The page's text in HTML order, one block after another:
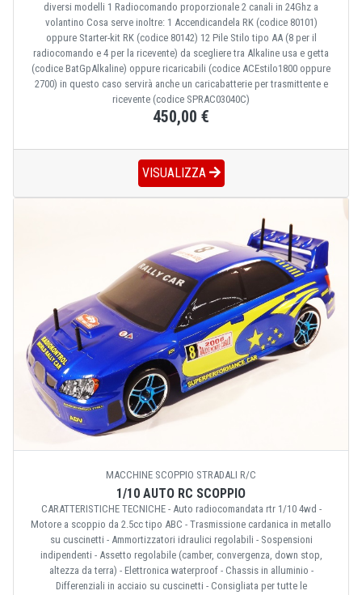
diversi modelli 1 Radiocomando proporzionale 2 canali in 24Ghz a
volantino Cosa serve inoltre: 1 Accendicandela RK (codice 80101)
oppure Starter-kit RK (codice 80142) 12 Pile Stilo tipo AA (8 per il
radiocomando e 4 per la ricevente) da scegliere tra Alkaline usa e getta
(codice BatGpAlkaline) oppure ricaricabili (codice ACEstilo1800 oppure
2700) in questo caso servirà anche un caricabatterie per trasmittente e
ricevente (codice SPRAC03040C)
450,00 €
VISUALIZZA
MACCHINE SCOPPIO STRADALI R/C
1/10 AUTO RC SCOPPIO
CARATTERISTICHE TECNICHE - Auto radiocomandata rtr 1/10 4wd -
Motore a scoppio da 2.5cc tipo ABC - Trasmissione cardanica in metallo
su cuscinetti - Ammortizzatori idraulici regolabili - Sospensioni
indipendenti - Assetto regolabile (camber, convergenza, down stop,
altezza da terra) - Elettronica waterproof - Chassis in alluminio -
Differenziali in acciaio su cuscinetti - Consigliata per tutte le